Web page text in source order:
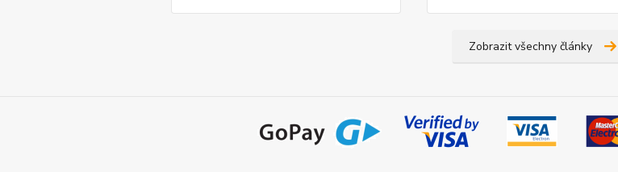
Zobrazit všechny články